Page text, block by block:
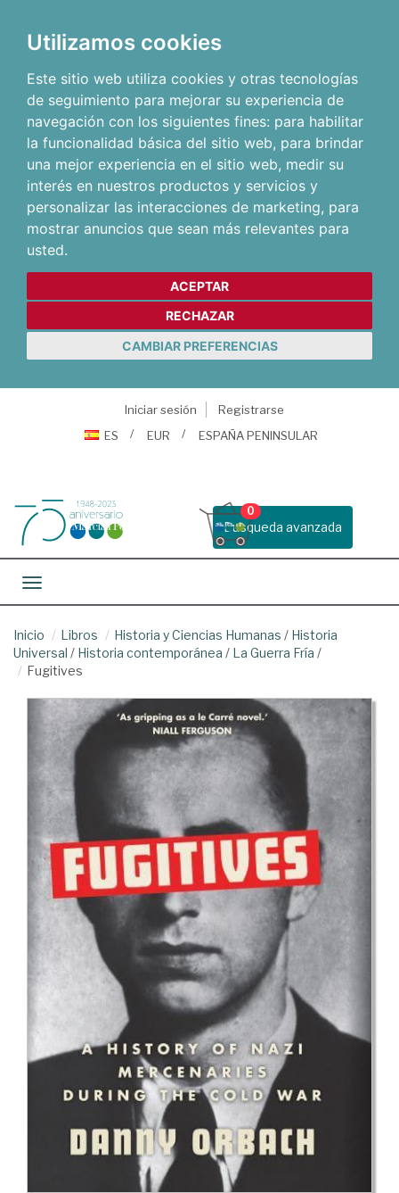
Utilizamos cookies
Este sitio web utiliza cookies y otras tecnologías
de seguimiento para mejorar su experiencia de
navegación con los siguientes fines: para habilitar
la funcionalidad básica del sitio web, para brindar
una mejor experiencia en el sitio web, medir su
interés en nuestros productos y servicios y
personalizar las interacciones de marketing, para
mostrar anuncios que sean más relevantes para
usted.
ACEPTAR
RECHAZAR
CAMBIAR PREFERENCIAS
Iniciar sesión
Registrarse
ES
EUR ESPAÑA PENINSULAR
Busqueda avanzada
0
Toggle navigation
Inicio Libros Historia y Ciencias Humanas / Historia
Universal / Historia contemporánea / La Guerra Fría /
Fugitives